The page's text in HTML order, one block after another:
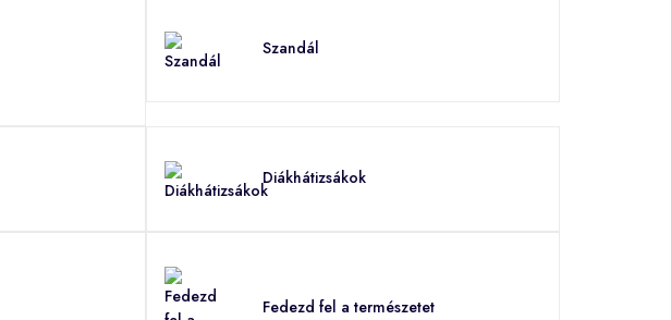
Szandál
Diákhátizsákok
Fedezd fel a természetet